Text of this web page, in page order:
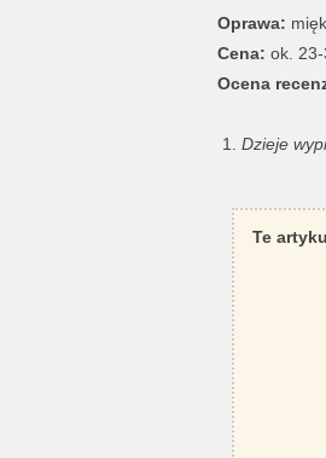
Oprawa:
Cena: ok. 23-
Ocena
Dzieje
Te